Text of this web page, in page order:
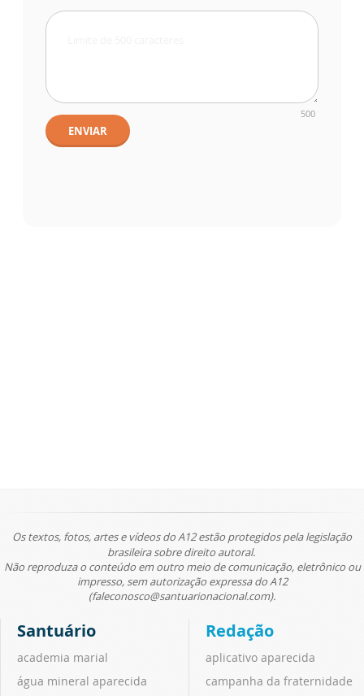
500
ENVIAR
Os textos, fotos, artes e vídeos do A12 estão protegidos pela legislação
brasileira sobre direito autoral.
Não reproduza o conteúdo em outro meio de comunicação, eletrônico ou
impresso, sem autorização expressa do A12
(faleconosco@santuarionacional.com).
Santuário
academia marial
água mineral aparecida
Redação
aplicativo aparecida
campanha da fraternidade